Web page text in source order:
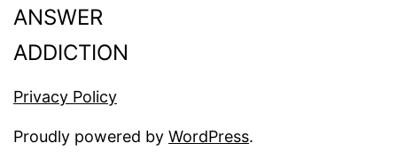
Privacy Policy
Proudly powered by WordPress.